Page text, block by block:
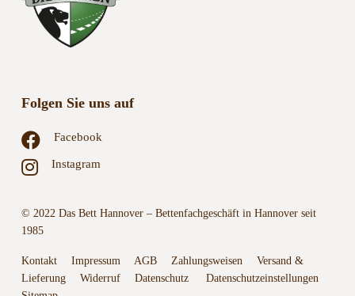
Folgen Sie uns auf
Facebook
Instagram
© 2022 Das Bett Hannover – Bettenfachgeschäft in Hannover seit
1985
Kontakt Impressum AGB Zahlungsweisen
Versand &
Lieferung
Widerruf Datenschutz
Datenschutzeinstellungen